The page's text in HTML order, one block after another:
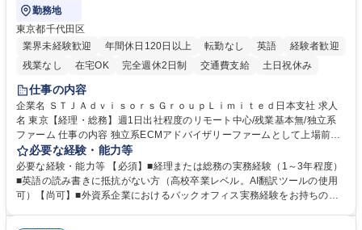
勤務地
東京都千代田区
業界未経験歓迎
年間休日120日以上 転勤なし 英語
経験者歓迎
残業なし
在宅OK 完全週休2日制 交通費支給 土日祝休み
仕事の内容
企業名 ＳＴＪＡｄｖｉｓｏｒｓＧｒｏｕｐＬｉｍｉｔｅｄ日本支社 求人
名 東京【経理・総務】週1日出社程度のリモート中心/残業基本無/独立系
ファーム 仕事の内容 独立系ECMアドバイザリーファームとして上場前後
の資本市場戦略を設計する当社にて経理・総務をお任せします。基礎的な
バックオフィス業務からスタートし組織を支える専任担当として広く活躍
できる環境です。 ■日常経理、月次および年次決算サポート業務 ■本国
（グローバル）との英文メール対応（AI翻訳ツール等を使用しての対応で
必要な経験・能力等
必要な経験・能力等 【必須】■経理または総務の実務経験（1～3年程度）
■英語の読み書きに抵抗がない方（高校卒業レベル。AI翻訳ツールの使用
可）【尚可】■外資系企業におけるバックオフィス実務経験をお持ちの方